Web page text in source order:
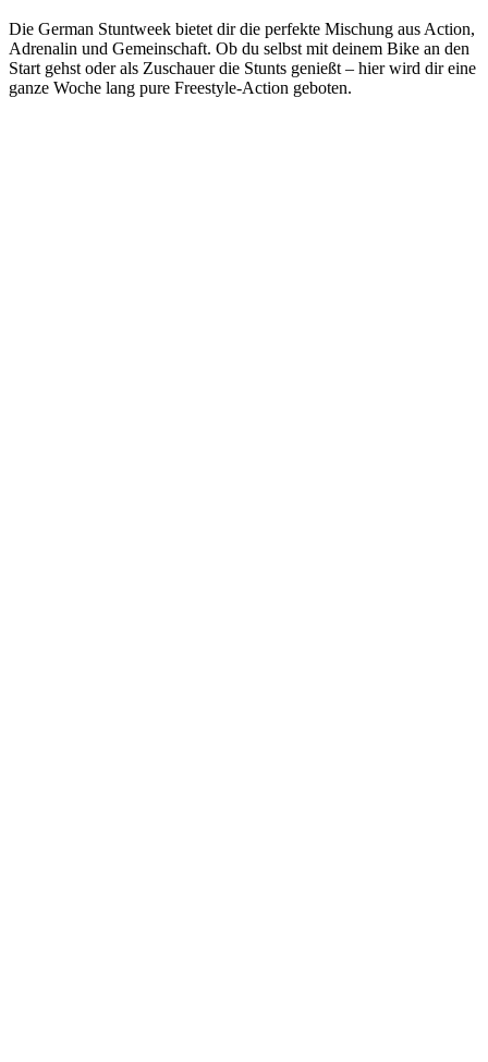
Die German Stuntweek bietet dir die perfekte Mischung aus Action,
Adrenalin und Gemeinschaft. Ob du selbst mit deinem Bike an den
Start gehst oder als Zuschauer die Stunts genießt – hier wird dir eine
ganze Woche lang pure Freestyle-Action geboten.